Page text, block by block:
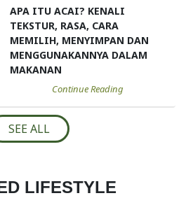
APA ITU ACAI? KENALI
TEKSTUR, RASA, CARA
MEMILIH, MENYIMPAN DAN
MENGGUNAKANNYA DALAM
MAKANAN
Continue Reading
SEE ALL
LIFESTYLE